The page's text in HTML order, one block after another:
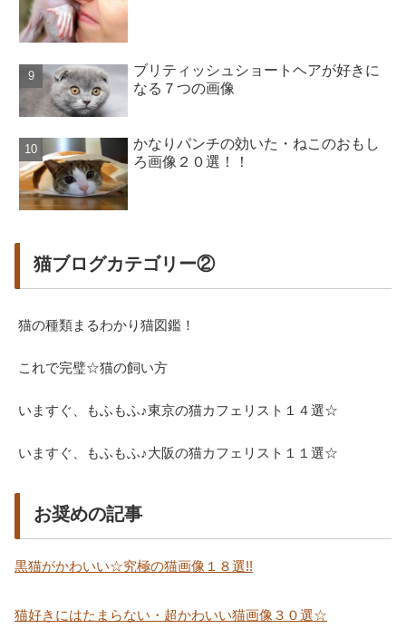
ブリティッシュショートヘアが好きに
なる７つの画像
かなりパンチの効いた・ねこのおもし
ろ画像２０選！！
猫ブログカテゴリー②
猫の種類まるわかり猫図鑑！
これで完璧☆猫の飼い方
いますぐ、もふもふ♪東京の猫カフェリスト１４選☆
いますぐ、もふもふ♪大阪の猫カフェリスト１１選☆
お奨めの記事
黒猫がかわいい☆究極の猫画像１８選!!
猫好きにはたまらない・超かわいい猫画像３０選☆